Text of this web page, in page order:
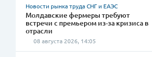
Новости рынка труда СНГ и ЕАЭС
Молдавские фермеры требуют
встречи с премьером из-за кризиса в
отрасли
08 августа 2026, 14:05